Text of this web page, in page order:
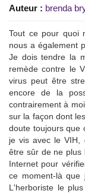
Auteur : brenda
Tout ce pour quoi
nous a également
Je dois tendre la
remède contre le
virus peut être
encore de la
contrairement à
sur la façon dont
doute toujours que
je vis avec le VIH,
être sûr de ne plus
Internet pour
ce moment-là que
L'herboriste le